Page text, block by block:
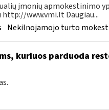
įmonių apmokestinimo
www.vmi.lt Daugiau...
Nekilnojamojo turto
kuriuos parduoda